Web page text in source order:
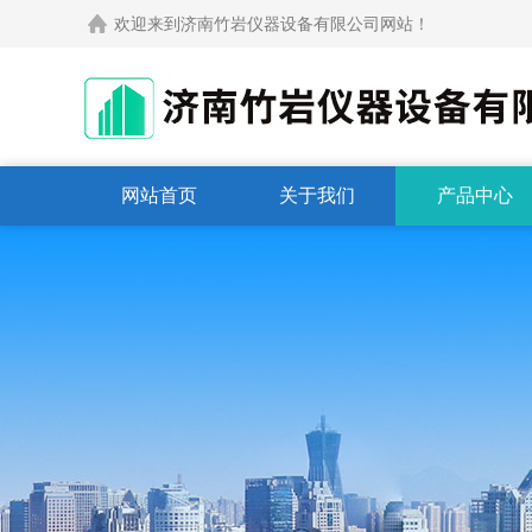
欢迎来到济南竹岩仪器设备有限公司网站！
网站首页 关于我们 产品中心